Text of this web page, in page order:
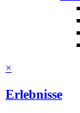
×
Erlebnisse